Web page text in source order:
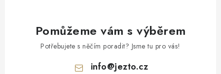
Pomůžeme vám s výběrem
Potřebujete s něčím poradit? Jsme tu pro vás!
info@jezto.cz